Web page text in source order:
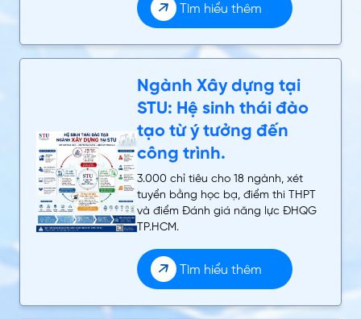
Tìm hiểu thêm
Ngành Xây dựng tại
STU: Hệ sinh thái đào
tạo từ ý tưởng đến
công trình.
3.000 chỉ tiêu cho 18 ngành, xét
tuyển bằng học bạ, điểm thi THPT
và điểm Đánh giá năng lực ĐHQG
TP.HCM.
Tìm hiểu thêm